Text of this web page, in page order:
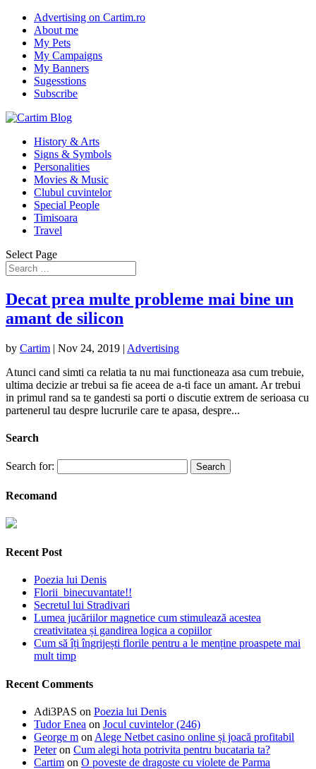
Advertising on Cartim.ro
About me
My Pets
My Campaigns
My Banners
Sugesstions
Subscribe
History & Arts
Signs & Symbols
Personalities
Movies & Music
Clubul cuvintelor
Special People
Timisoara
Travel
Select Page
Decat prea multe probleme mai bine un
amant de silicon
by Cartim | Nov 24, 2019 | Advertising
Atunci cand simti ca relatia ta nu mai functioneaza asa cum trebuie,
ultima decizie ar trebui sa fie aceea de a-ti face un amant. Ar trebui
in primul rand sa te gandesti sa porti o discutie extrem de serioasa cu
partenerul tau despre lucrurile care te apasa, despre...
Search
Search for:
Recomand
Recent Post
Poezia lui Denis
Florii binecuvantate!!
Secretul lui Stradivari
Lumea jucăriilor magnetice cum stimulează acestea
creativitatea și gandirea logica a copiilor
Cum să îți îngrijești florile pentru a le menține proaspete mai
mult timp
Recent Comments
Adi3PAS on Poezia lui Denis
Tudor Enea on Jocul cuvintelor (246)
George m on Alege Netbet casino online și joacă profitabil
Peteron Cum alegi hota potrivita pentru bucataria ta?
Cartim on O poveste de dragoste cu violete de Parma